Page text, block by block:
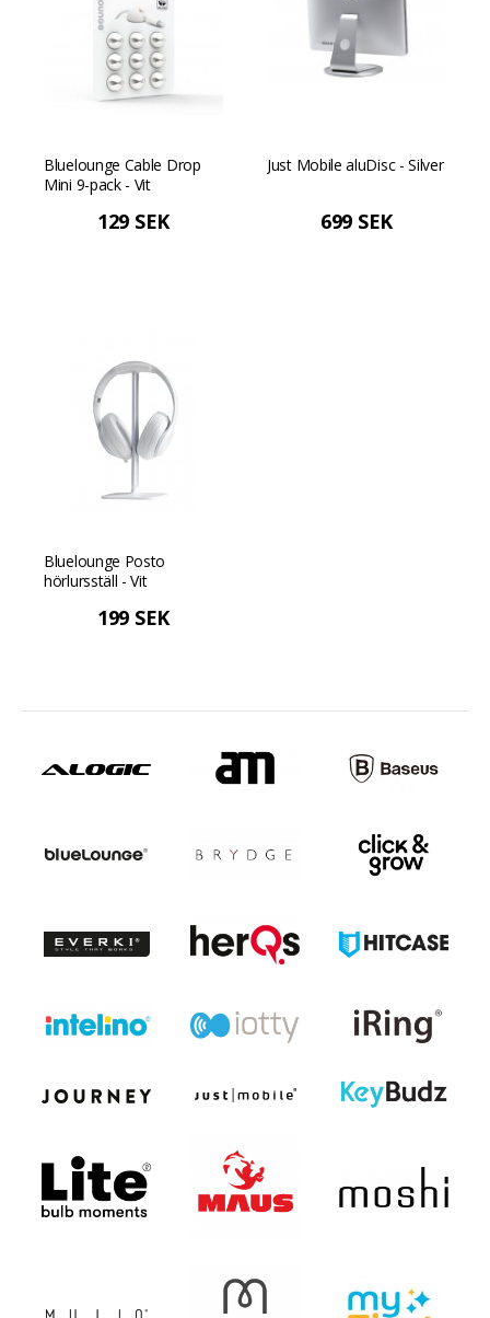
Bluelounge Cable Drop
Mini 9-pack - Vit
129 SEK
Just Mobile aluDisc - Silver
699 SEK
Bluelounge Posto
hörlursställ - Vit
199 SEK